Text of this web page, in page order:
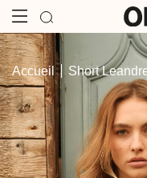
NOTIFICATIONS
VOUS N'AVEZ AUCUNE
Accueil Short